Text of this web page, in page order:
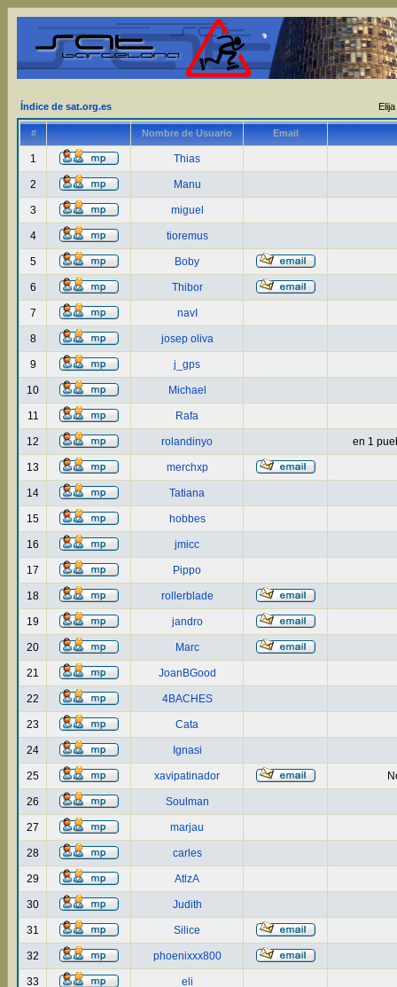
Índice de sat.org.es
# Nombre de Usuario Email
1 Thias
2 Manu
3 miguel
4 tioremus
5 Boby
6 Thibor
7 navI
8 josep oliva
9 j_gps
10 Michael
11 Rafa
12 rolandinyo en 1
13 merchxp
14 Tatiana
15 hobbes
16 jmicc
17 Pippo
18 rollerblade
19 jandro
20 Marc
21 JoanBGood
22 4BACHES
23 Cata
24 Ignasi
25 xavipatinador
26 Soulman
27 marjau
28 carles
29 AtlzA
30 Judith
31 Silice
32 phoenixxx800
33 eli